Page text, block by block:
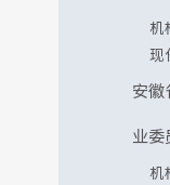
机
现
安徽
业委
机